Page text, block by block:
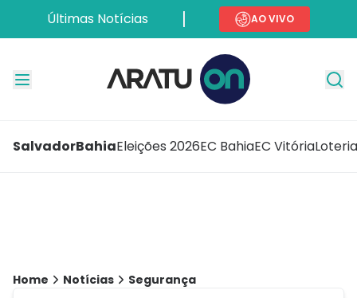
Últimas Notícias AO VIVO
SalvadorBahiaEleições 2026EC BahiaEC Vitória
Home Notícias Segurança